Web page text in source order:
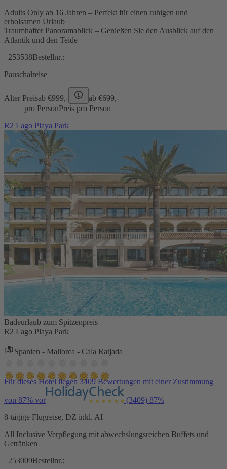
Adults Only ab 16 Jahren – Perfekt für einen ruhigen und
erholsamen Urlaub
Traumhafter Panoramablick – Genießen Sie den Ausblick auf den
Atlantik und den Teide
253538Bestellnr.:
Pauschalreise
Alter Preisab €999,- ab €699,-
pro PersonPreis pro Person
R2 Lago Playa Park
Badeurlaub zum Spitzenpreis
R2 Lago Playa Park
Spanien - Mallorca - Cala Ratjada
Für dieses Hotel liegen 3409 Bewertungen mit einer Zustimmung
von 87% vor (3409) 87%
8-tägige Flugreise, DZ inkl. AI
All Inclusive Verpflegung mit abwechslungsreichen Buffets und
Getränken
253009Bestellnr.: